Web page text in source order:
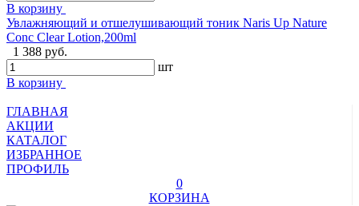
В корзину
Увлажняющий и отшелушивающий тоник Naris Up Nature
Conc Clear Lotion,200ml
1 388 руб.
шт
В корзину
ГЛАВНАЯ
АКЦИИ
КАТАЛОГ
ИЗБРАННОЕ
ПРОФИЛЬ
0
КОРЗИНА